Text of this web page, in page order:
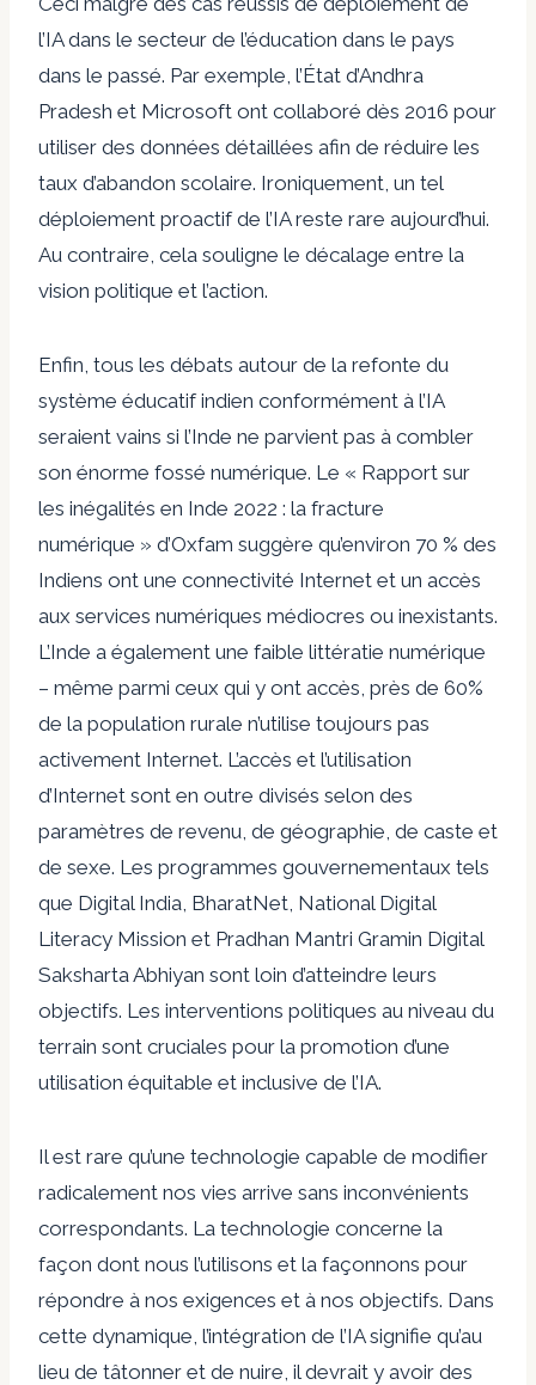
l’IA dans le secteur de l’éducation dans le pays
dans le passé. Par exemple, l’État d’Andhra
Pradesh et Microsoft ont collaboré dès 2016 pour
utiliser des données détaillées afin de réduire les
taux d’abandon scolaire. Ironiquement, un tel
déploiement proactif de l’IA reste rare aujourd’hui.
Au contraire, cela souligne le décalage entre la
vision politique et l’action.
Enfin, tous les débats autour de la refonte du
système éducatif indien conformément à l’IA
seraient vains si l’Inde ne parvient pas à combler
son énorme fossé numérique. Le « Rapport sur
les inégalités en Inde 2022 : la fracture
numérique » d’Oxfam suggère qu’environ 70 % des
Indiens ont une connectivité Internet et un accès
aux services numériques médiocres ou inexistants.
L’Inde a également une faible littératie numérique
– même parmi ceux qui y ont accès, près de 60%
de la population rurale n’utilise toujours pas
activement Internet. L’accès et l’utilisation
d’Internet sont en outre divisés selon des
paramètres de revenu, de géographie, de caste et
de sexe. Les programmes gouvernementaux tels
que Digital India, BharatNet, National Digital
Literacy Mission et Pradhan Mantri Gramin Digital
Saksharta Abhiyan sont loin d’atteindre leurs
objectifs. Les interventions politiques au niveau du
terrain sont cruciales pour la promotion d’une
utilisation équitable et inclusive de l’IA.
Il est rare qu’une technologie capable de modifier
radicalement nos vies arrive sans inconvénients
correspondants. La technologie concerne la
façon dont nous l’utilisons et la façonnons pour
répondre à nos exigences et à nos objectifs. Dans
cette dynamique, l’intégration de l’IA signifie qu’au
lieu de tâtonner et de nuire, il devrait y avoir des